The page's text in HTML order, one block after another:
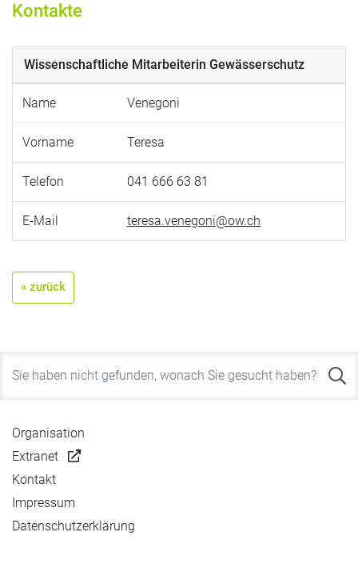
Kontakte
Wissenschaftliche Mitarbeiterin Gewässerschutz
Name Venegoni
Vorname Teresa
Telefon 041 666 63 81
E-Mail teresa.venegoni@ow.ch
« zurück
Organisation
Extranet
Kontakt
Impressum
Datenschutzerklärung